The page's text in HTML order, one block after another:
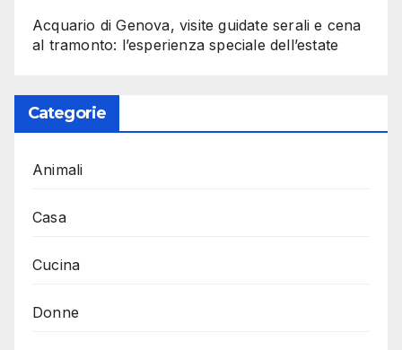
Acquario di Genova, visite guidate serali e cena
al tramonto: l’esperienza speciale dell’estate
Categorie
Animali
Casa
Cucina
Donne